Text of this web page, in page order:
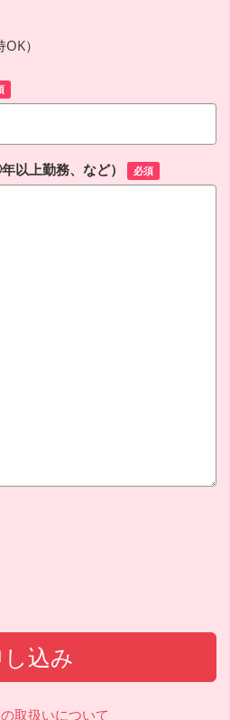
）
以上勤務、など） 必須
込み
取扱いについて